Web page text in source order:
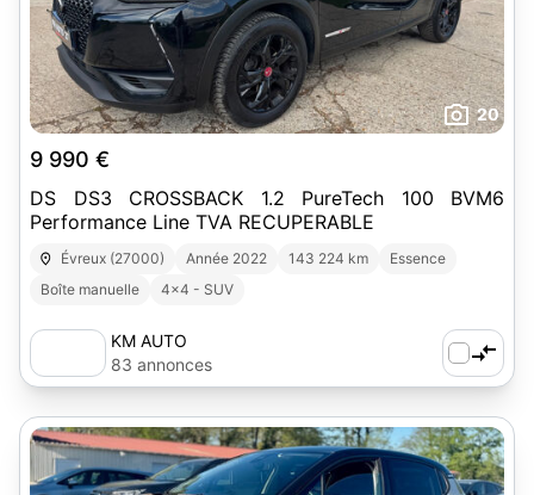
20
9 990 €
DS DS3 CROSSBACK 1.2 PureTech 100 BVM6
Performance Line TVA RECUPERABLE
Évreux (27000) Année 2022 143 224 km
Essence
Boîte manuelle
4x4 - SUV
KM AUTO
83 annonces